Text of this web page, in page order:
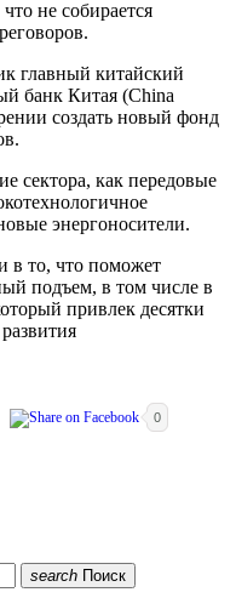
не собирается
главный китайский
банк Китая (China
создать новый фонд
сектора, как передовые
энергоносители.
в то, что поможет
подъем, в том числе в
привлек десятки
0
search Поиск